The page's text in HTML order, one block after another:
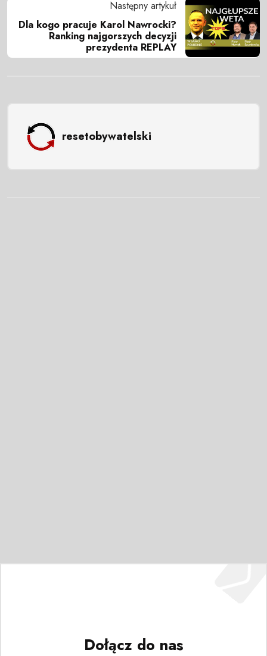
Następny artykuł
Dla kogo pracuje Karol Nawrocki?
Ranking najgorszych decyzji
prezydenta REPLAY
resetobywatelski
Dołącz do nas